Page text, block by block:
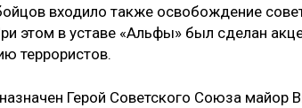
входило также освобождение
этом в уставе «Альфы» был сделан
террористов.
Герой Советского Союза майор